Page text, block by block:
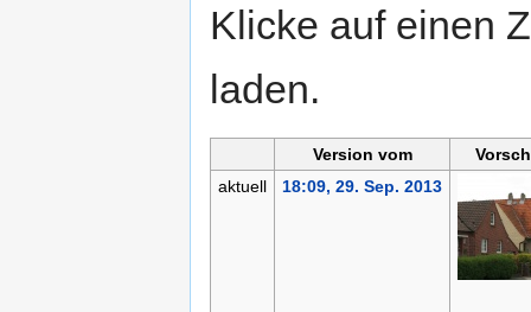
Klicke auf einen
laden.
Version vom
aktuell
18:09, 29. Sep. 2013